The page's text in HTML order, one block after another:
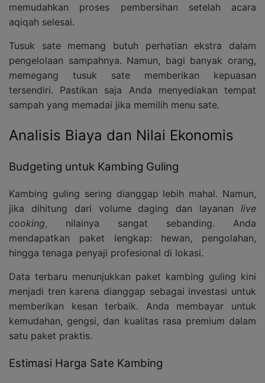
memudahkan proses pembersihan setelah acara
aqiqah selesai.
Tusuk sate memang butuh perhatian ekstra dalam
pengelolaan sampahnya. Namun, bagi banyak orang,
memegang tusuk sate memberikan kepuasan
tersendiri. Pastikan saja Anda menyediakan tempat
sampah yang memadai jika memilih menu sate.
Analisis Biaya dan Nilai Ekonomis
Budgeting untuk Kambing Guling
Kambing guling sering dianggap lebih mahal. Namun,
jika dihitung dari volume daging dan layanan live
cooking, nilainya sangat sebanding. Anda
mendapatkan paket lengkap: hewan, pengolahan,
hingga tenaga penyaji profesional di lokasi.
Data terbaru menunjukkan paket kambing guling kini
menjadi tren karena dianggap sebagai investasi untuk
memberikan kesan terbaik. Anda membayar untuk
kemudahan, gengsi, dan kualitas rasa premium dalam
satu paket praktis.
Estimasi Harga Sate Kambing